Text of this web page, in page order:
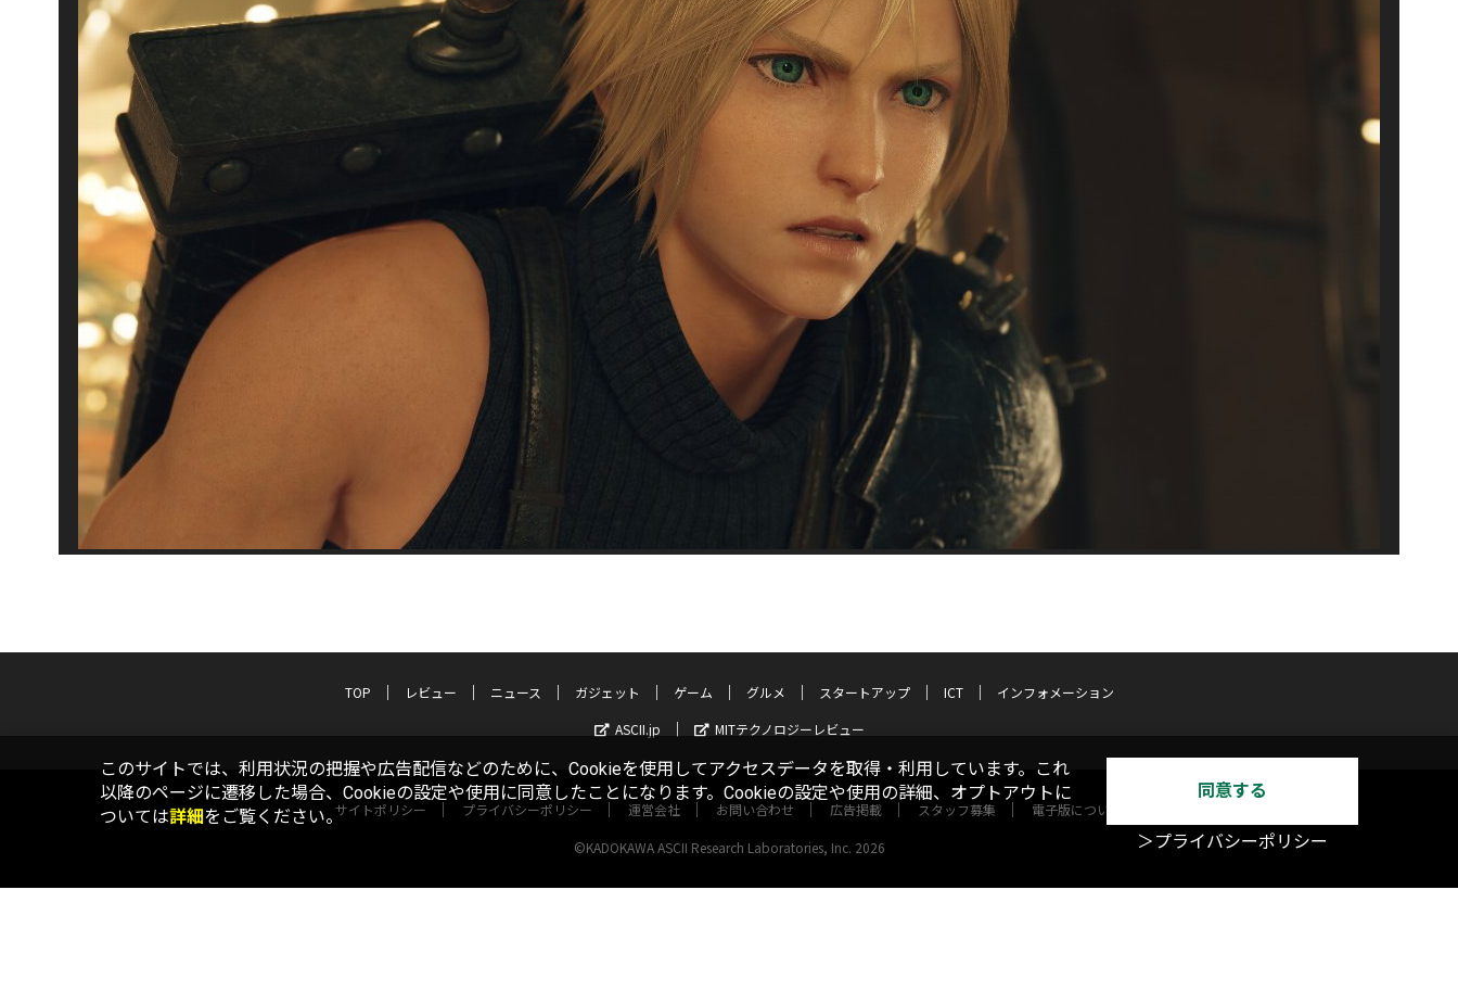
TOP レビュー ニュース ガジェット ゲーム グルメ スタートアップ ICT
インフォメーション
ASCII.jp
MITテクノロジーレビュー
サイトポリシー プライバシーポリシー 運営会社 お問い合わせ 広告掲載 スタッフ募集 電子版について
©KADOKAWA ASCII Research Laboratories, Inc. 2026
このサイトでは、利用状況の把握や広告配信などのために、Cookieを使用してアクセスデータを取得・利用しています。これ
以降のページに遷移した場合、Cookieの設定や使用に同意したことになります。Cookieの設定や使用の詳細、オプトアウトに
ついては詳細をご覧ください。
同意する
＞プライバシーポリシー